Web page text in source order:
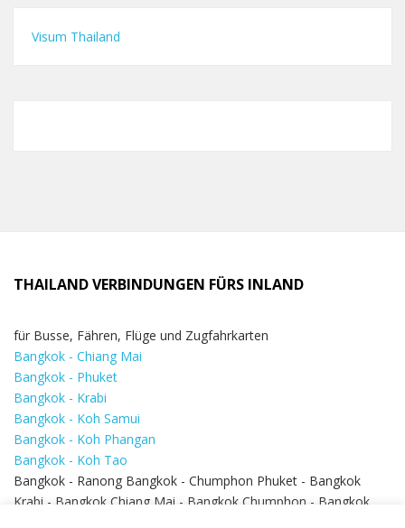
Visum Thailand
THAILAND VERBINDUNGEN FÜRS INLAND
für Busse, Fähren, Flüge und Zugfahrkarten
Bangkok - Chiang Mai
Bangkok - Phuket
Bangkok - Krabi
Bangkok - Koh Samui
Bangkok - Koh Phangan
Bangkok - Koh Tao
Bangkok - Ranong Bangkok - Chumphon Phuket - Bangkok
Krabi - Bangkok Chiang Mai - Bangkok Chumphon - Bangkok